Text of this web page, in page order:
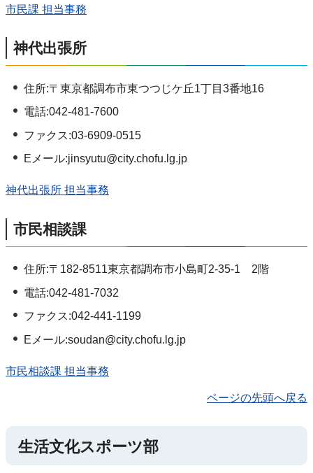
市民課 担当事務
神代出張所
住所:〒東京都調布市東つつじケ丘1丁目3番地16
電話:042-481-7600
ファクス:03-6909-0515
Eメール:jinsyutu@city.chofu.lg.jp
神代出張所 担当事務
市民相談課
住所:〒182-8511東京都調布市小島町2-35-1 2階
電話:042-481-7032
ファクス:042-441-1199
Eメール:soudan@city.chofu.lg.jp
市民相談課 担当事務
ページの先頭へ戻る
生活文化スポーツ部